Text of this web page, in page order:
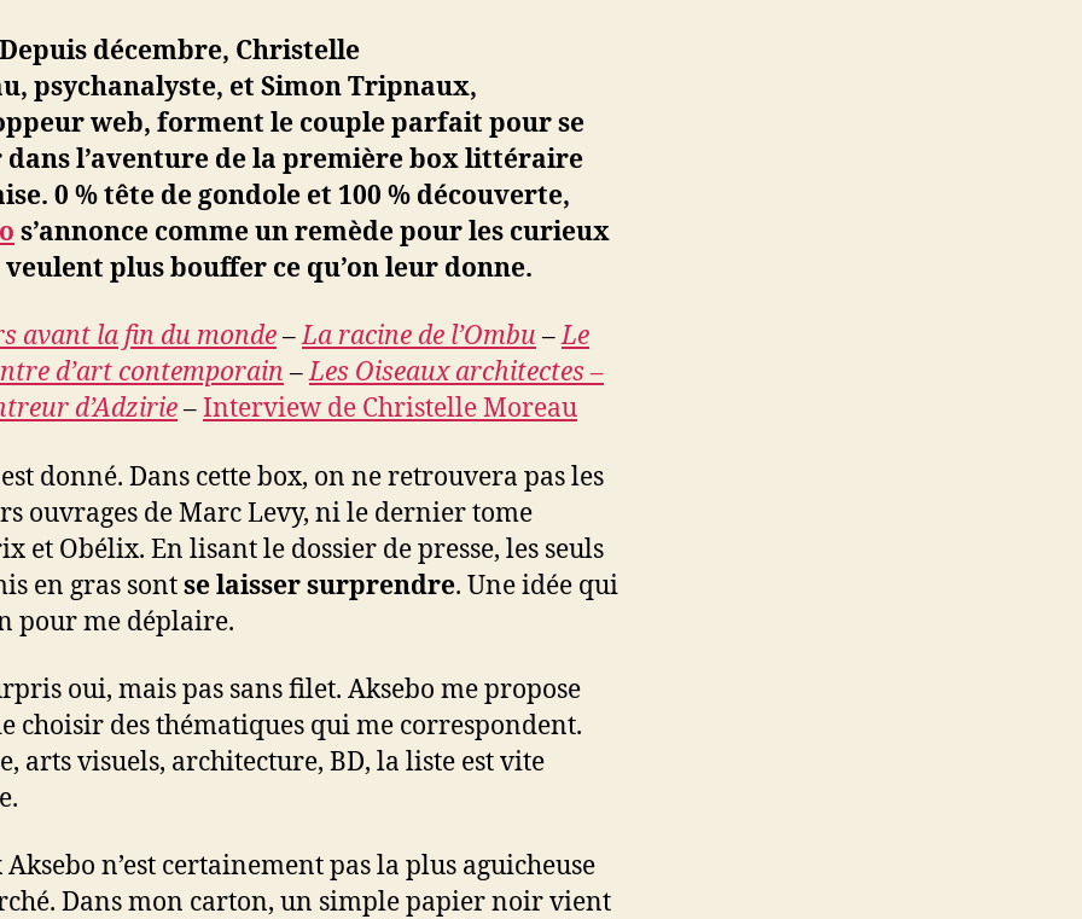
décembre, Christelle
psychanalyste, et Simon Tripnaux,
web, forment le couple parfait pour se
dans l’aventure de la première box littéraire
0 % tête de gondole et 100 % découverte,
s’annonce comme un remède pour les curieux
plus bouffer ce qu’on leur donne.
avant la fin du monde–La racine de l’Ombu–Le
d’art contemporain–Les Oiseaux architectes –
d’Adzirie–Interview de Christelle Moreau
donné. Dans cette box, on ne retrouvera pas les
ouvrages de Marc Levy, ni le dernier tome
et Obélix. En lisant le dossier de presse, les seuls
en gras sontse laisser surprendre. Une idée qui
pour me déplaire.
oui, mais pas sans filet. Aksebo me propose
choisir des thématiques qui me correspondent.
arts visuels, architecture, BD, la liste est vite
Aksebo n’est certainement pas la plus aguicheuse
Dans mon carton, un simple papier noir vient